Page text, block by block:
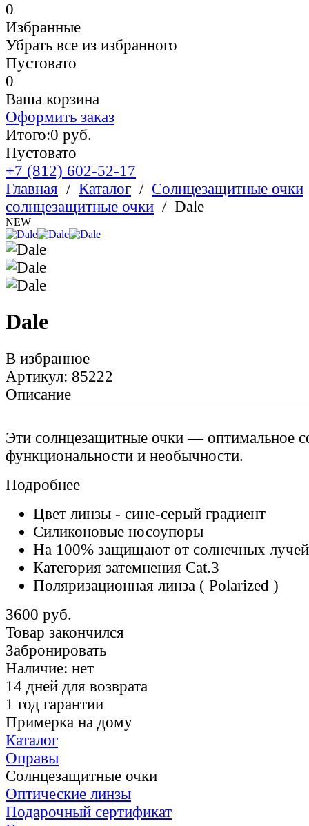
0
Избранные
Убрать все из избранного
Пустовато
0
Ваша корзина
Оформить заказ
Итого:0 руб.
Пустовато
+7 (812) 602-52-17
Главная / Каталог / Солнцезащитные очки
солнцезащитные очки / Dale
NEW
Dale
В избранное
Артикул: 85222
Описание
Эти солнцезащитные очки — оптимальное
функциональности и необычности.
Подробнее
Цвет линзы - сине-серый градиент
Силиконовые носоупоры
На 100% защищают от солнечных
Категория затемнения Cat.3
Поляризационная линза ( Polarized )
3600 руб.
Товар закончился
Забронировать
Наличие: нет
14 дней для возврата
1 год гарантии
Примерка на дому
Каталог
Оправы
Солнцезащитные очки
Оптические линзы
Подарочный сертификат